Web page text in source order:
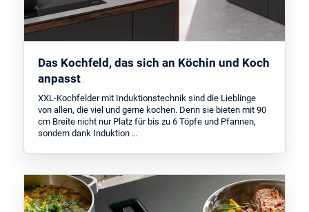
Das Kochfeld, das sich an Köchin und Koch
anpasst
XXL-Kochfelder mit Induktionstechnik sind die Lieblinge
von allen, die viel und gerne kochen. Denn sie bieten mit 90
cm Breite nicht nur Platz für bis zu 6 Töpfe und Pfannen,
sondern dank Induktion …